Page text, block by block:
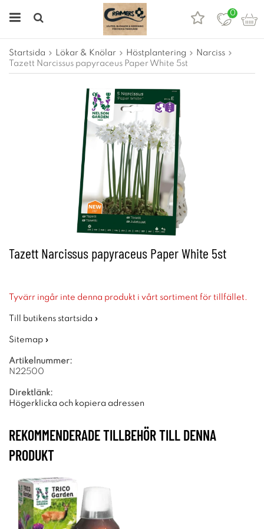
0
Startsida Lökar & Knölar Höstplantering
Narciss
Tazett Narcissus papyraceus Paper White 5st
Tazett Narcissus papyraceus Paper White 5st
Tyvärr ingår inte denna produkt i vårt sortiment för tillfället.
Till butikens startsida »
Sitemap »
Artikelnummer:
N22500
Direktlänk:
Högerklicka och kopiera adressen
REKOMMENDERADE TILLBEHÖR TILL DENNA
PRODUKT